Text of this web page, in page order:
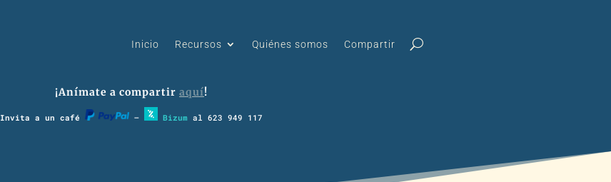
Inicio Recursos Quiénes somos Compartir
¡Anímate a compartir aquí!
Invita a un café – Bizum al 623 949 117